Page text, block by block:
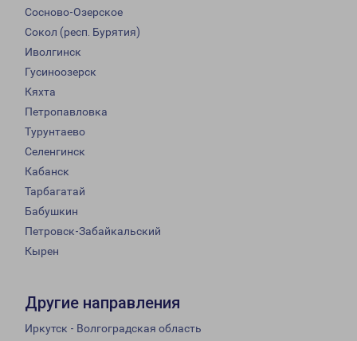
Сосново-Озерское
Сокол (респ. Бурятия)
Иволгинск
Гусиноозерск
Кяхта
Петропавловка
Турунтаево
Селенгинск
Кабанск
Тарбагатай
Бабушкин
Петровск-Забайкальский
Кырен
Другие направления
Иркутск - Волгоградская область